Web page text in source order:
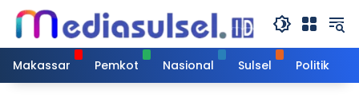
Langsung
konten
Makassar
Pemkot Nasional Sulsel Politik